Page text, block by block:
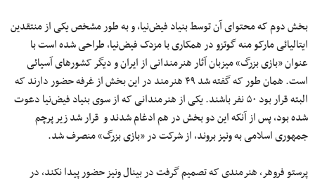
بخش دوم که محتوای آن توسط بنیاد فیض‌نیا، و به طور مشخص یکی از منتقدین
ایتالیائی مارکو منه گوتزو در همکاری با مزدک فیض‌نیا، طراحی شده است با
عنوان «بازی بزرگ» میزبان آثار هنرمندانی از ایران و دیگر کشورهای آسیائی
است. همان طور که گفته شد ۴۹ هنرمند در این بخش از غرفه حضور دارند که
البته قرار بود ۵۰ نفر باشند. یکی از هنرمندانی که از سوی بنیاد فیض‌نیا دعوت
شده بود، پس از آنکه این دو بخش در هم ادغام شدند و قرار شد زیر پرچم
جمهوری اسلامی به ونیز بروند، از شرکت در «بازی بزرگ» منصرف شد.
پرستو فروهر، هنرمندی که تصمیم گرفت در بینال ونیز حضور پیدا نکند، در